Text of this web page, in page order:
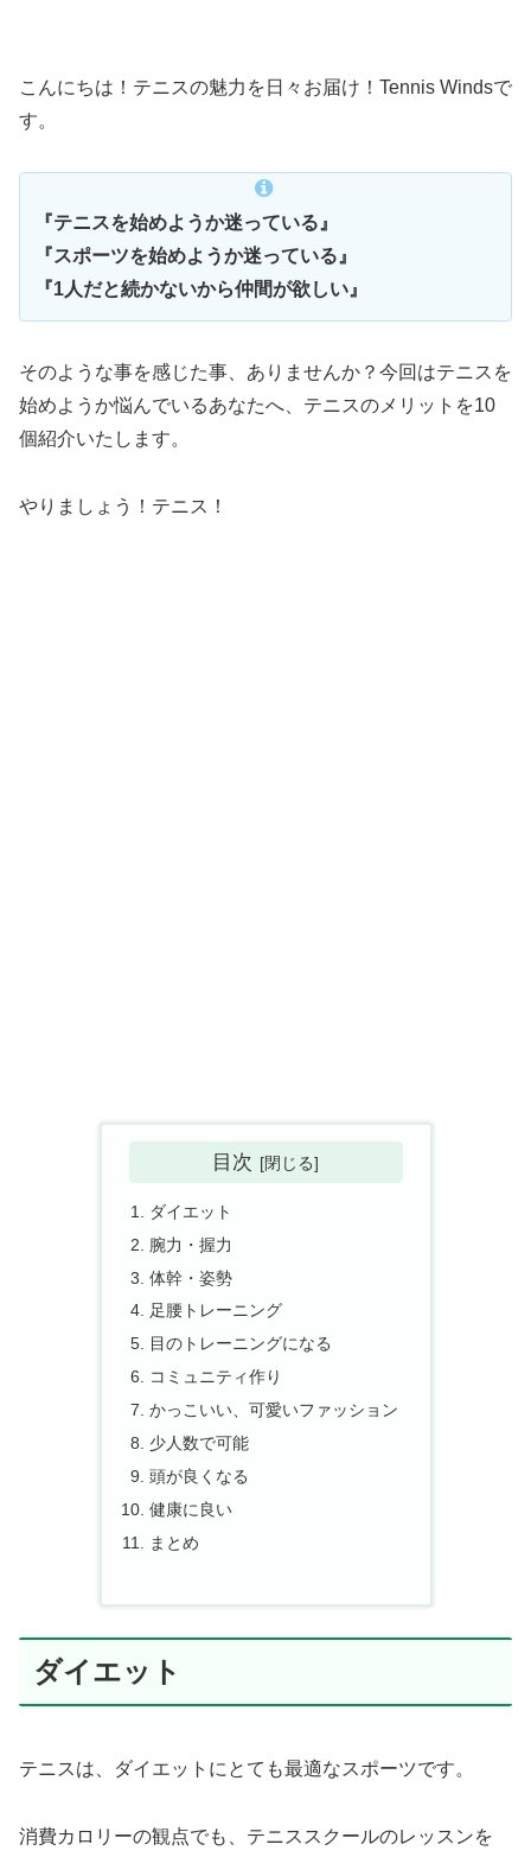
こんにちは！テニスの魅力を日々お届け！Tennis Windsで
す。
『テニスを始めようか迷っている』
『スポーツを始めようか迷っている』
『1人だと続かないから仲間が欲しい』
そのような事を感じた事、ありませんか？今回はテニスを
始めようか悩んでいるあなたへ、テニスのメリットを10
個紹介いたします。
やりましょう！テニス！
目次
ダイエット
腕力・握力
体幹・姿勢
足腰トレーニング
目のトレーニングになる
コミュニティ作り
かっこいい、可愛いファッション
少人数で可能
頭が良くなる
健康に良い
まとめ
ダイエット
テニスは、ダイエットにとても最適なスポーツです。
消費カロリーの観点でも、テニススクールのレッスンを